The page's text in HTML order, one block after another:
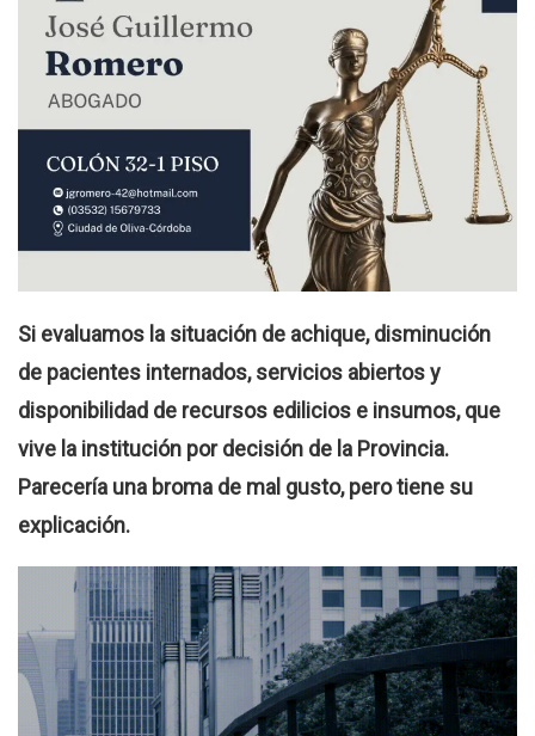
Si evaluamos la situación de achique, disminución
de pacientes internados, servicios abiertos y
disponibilidad de recursos edilicios e insumos, que
vive la institución por decisión de la Provincia.
Parecería una broma de mal gusto, pero tiene su
explicación.